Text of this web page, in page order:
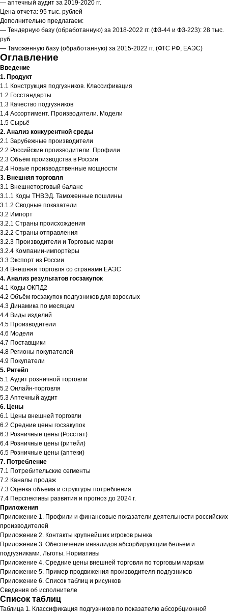
— аптечный аудит за 2019-2020 гг.
Цена отчета: 95 тыс. рублей
Дополнительно предлагаем:
— Тендерную базу (обработанную) за 2018-2022 гг. (ФЗ-44 и ФЗ-223): 28 тыс.
руб.
— Таможенную базу (обработанную) за 2015-2022 гг. (ФТС РФ, ЕАЭС)
Оглавление
Введение
1. Продукт
1.1 Конструкция подгузников. Классификация
1.2 Госстандарты
1.3 Качество подгузников
1.4 Ассортимент. Производители. Модели
1.5 Сырьё
2. Анализ конкурентной среды
2.1 Зарубежные производители
2.2 Российские производители. Профили
2.3 Объём производства в России
2.4 Новые производственные мощности
3. Внешняя торговля
3.1 Внешнеторговый баланс
3.1.1 Коды ТНВЭД. Таможенные пошлины
3.1.2 Сводные показатели
3.2 Импорт
3.2.1 Страны происхождения
3.2.2 Страны отправления
3.2.3 Производители и Торговые марки
3.2.4 Компании-импортёры
3.3 Экспорт из России
3.4 Внешняя торговля со странами ЕАЭС
4. Анализ результатов госзакупок
4.1 Коды ОКПД2
4.2 Объём госзакупок подгузников для взрослых
4.3 Динамика по месяцам
4.4 Виды изделий
4.5 Производители
4.6 Модели
4.7 Поставщики
4.8 Регионы покупателей
4.9 Покупатели
5. Ритейл
5.1 Аудит розничной торговли
5.2 Онлайн-торговля
5.3 Аптечный аудит
6. Цены
6.1 Цены внешней торговли
6.2 Средние цены госзакупок
6.3 Розничные цены (Росстат)
6.4 Розничные цены (ритейл)
6.5 Розничные цены (аптеки)
7. Потребление
7.1 Потребительские сегменты
7.2 Каналы продаж
7.3 Оценка объема и структуры потребления
7.4 Перспективы развития и прогноз до 2024 г.
Приложения
Приложение 1. Профили и финансовые показатели деятельности российских
производителей
Приложение 2. Контакты крупнейших игроков рынка
Приложение 3. Обеспечение инвалидов абсорбирующим бельем и
подгузниками. Льготы. Нормативы
Приложение 4. Средние цены внешней торговли по торговым маркам
Приложение 5. Пример продвижения производителя подгузников
Приложение 6. Список таблиц и рисунков
Сведения об исполнителе
Список таблиц
Таблица 1. Классификация подгузников по показателю абсорбционной